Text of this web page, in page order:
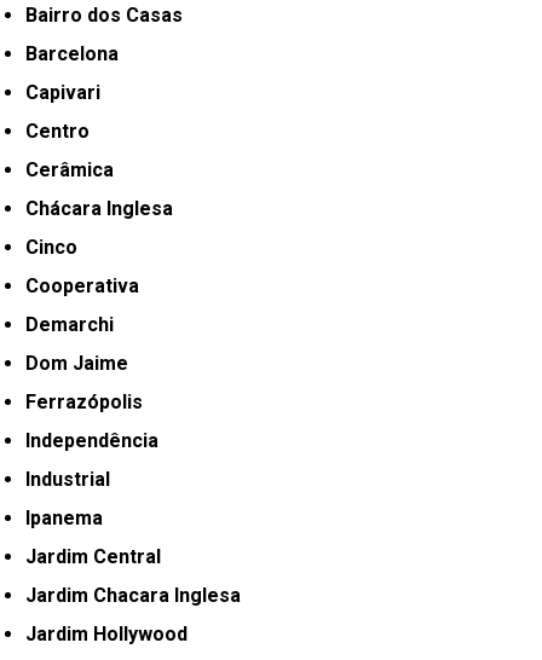
Bairro dos Casas
Barcelona
Capivari
Centro
Cerâmica
Chácara Inglesa
Cinco
Cooperativa
Demarchi
Dom Jaime
Ferrazópolis
Independência
Industrial
Ipanema
Jardim Central
Jardim Chacara Inglesa
Jardim Hollywood